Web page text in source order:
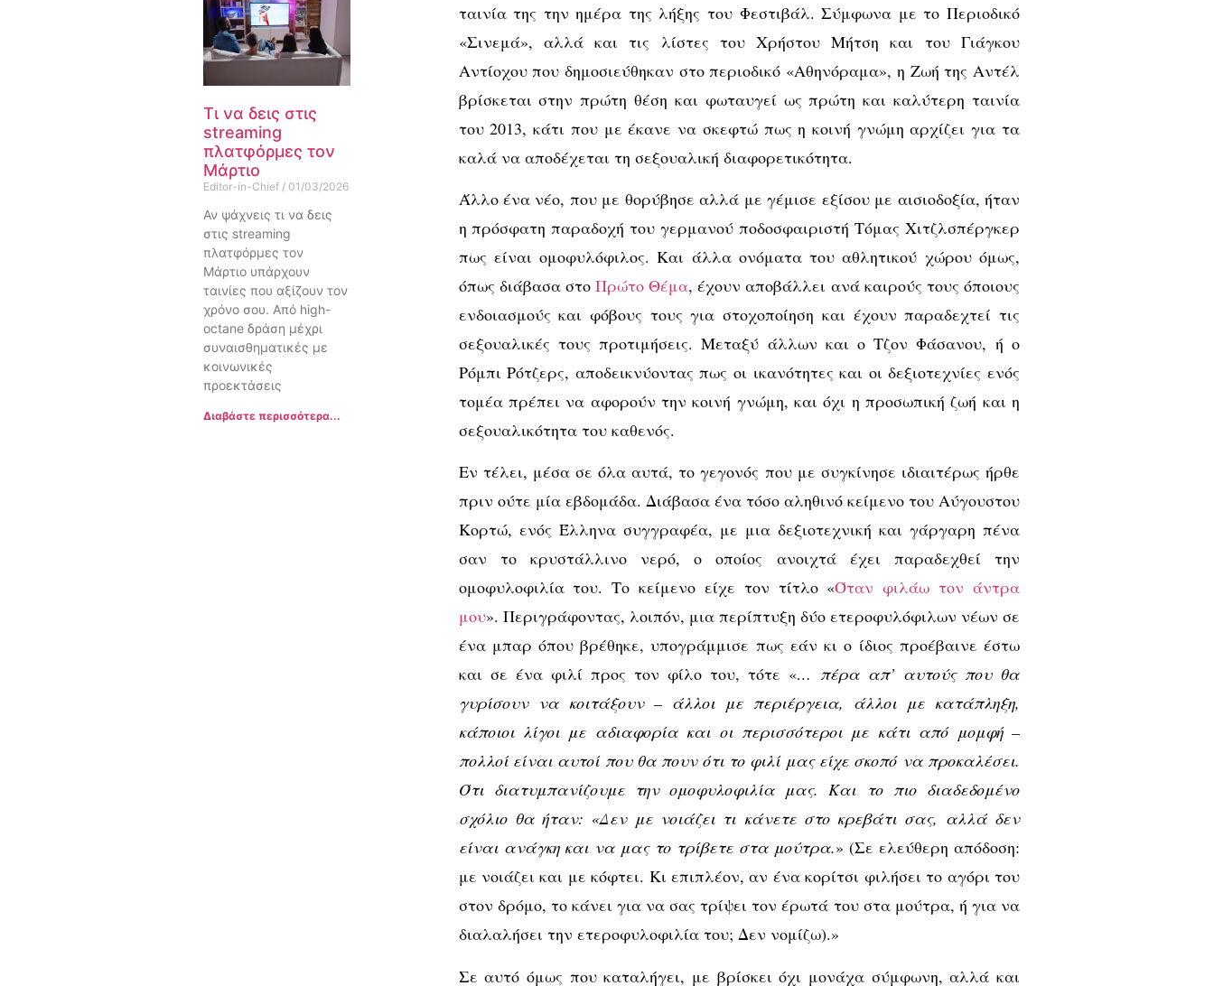
Τι να δεις στις
streaming
πλατφόρμες τον
Μάρτιο
Editor-in-Chief 01/03/2026
Αν ψάχνεις τι να δεις
στις streaming
πλατφόρμες τον
Μάρτιο υπάρχουν
ταινίες που αξίζουν τον
χρόνο σου. Από high-
octane δράση μέχρι
συναισθηματικές με
κοινωνικές
προεκτάσεις
Διαβάστε περισσότερα...
ταινία της την ημέρα της λήξης του Φεστιβάλ. Σύμφωνα με το Περιοδικό
«Σινεμά», αλλά και τις λίστες του Χρήστου Μήτση και του Γιάγκου
Αντίοχου που δημοσιεύθηκαν στο περιοδικό «Αθηνόραμα», η Ζωή της Αντέλ
βρίσκεται στην πρώτη θέση και φωταυγεί ως πρώτη και καλύτερη ταινία
του 2013, κάτι που με έκανε να σκεφτώ πως η κοινή γνώμη αρχίζει για τα
καλά να αποδέχεται τη σεξουαλική διαφορετικότητα.
Άλλο ένα νέο, που με θορύβησε αλλά με γέμισε εξίσου με αισιοδοξία, ήταν
η πρόσφατη παραδοχή του γερμανού ποδοσφαιριστή Τόμας Χιτζλσπέργκερ
πως είναι ομοφυλόφιλος. Και άλλα ονόματα του αθλητικού χώρου όμως,
όπως διάβασα στο Πρώτο Θέμα, έχουν αποβάλλει ανά καιρούς τους όποιους
ενδοιασμούς και φόβους τους για στοχοποίηση και έχουν παραδεχτεί τις
σεξουαλικές τους προτιμήσεις. Μεταξύ άλλων και ο Τζον Φάσανου, ή ο
Ρόμπι Ρότζερς, αποδεικνύοντας πως οι ικανότητες και οι δεξιοτεχνίες ενός
τομέα πρέπει να αφορούν την κοινή γνώμη, και όχι η προσωπική ζωή και η
σεξουαλικότητα του καθενός.
Εν τέλει, μέσα σε όλα αυτά, το γεγονός που με συγκίνησε ιδιαιτέρως ήρθε
πριν ούτε μία εβδομάδα. Διάβασα ένα τόσο αληθινό κείμενο του Αύγουστου
Κορτώ, ενός Έλληνα συγγραφέα, με μια δεξιοτεχνική και γάργαρη πένα
σαν το κρυστάλλινο νερό, ο οποίος ανοιχτά έχει παραδεχθεί την
ομοφυλοφιλία του. Το κείμενο είχε τον τίτλο «Όταν φιλάω τον άντρα
μου». Περιγράφοντας, λοιπόν, μια περίπτυξη δύο ετεροφυλόφιλων νέων σε
ένα μπαρ όπου βρέθηκε, υπογράμμισε πως εάν κι ο ίδιος προέβαινε έστω
και σε ένα φιλί προς τον φίλο του, τότε «… πέρα απ’ αυτούς που θα
γυρίσουν να κοιτάξουν – άλλοι με περιέργεια, άλλοι με κατάπληξη,
κάποιοι λίγοι με αδιαφορία και οι περισσότεροι με κάτι από μομφή –
πολλοί είναι αυτοί που θα πουν ότι το φιλί μας είχε σκοπό να προκαλέσει.
Ότι διατυμπανίζουμε την ομοφυλοφιλία μας. Και το πιο διαδεδομένο
σχόλιο θα ήταν: «Δεν με νοιάζει τι κάνετε στο κρεβάτι σας, αλλά δεν
είναι ανάγκη και να μας το τρίβετε στα μούτρα.» (Σε ελεύθερη απόδοση:
με νοιάζει και με κόφτει. Κι επιπλέον, αν ένα κορίτσι φιλήσει το αγόρι του
στον δρόμο, το κάνει για να σας τρίψει τον έρωτά του στα μούτρα, ή για να
διαλαλήσει την ετεροφυλοφιλία του; Δεν νομίζω).»
Σε αυτό όμως που καταλήγει, με βρίσκει όχι μονάχα σύμφωνη, αλλά και